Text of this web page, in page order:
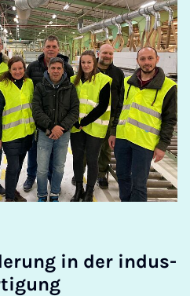
in der in­dus­